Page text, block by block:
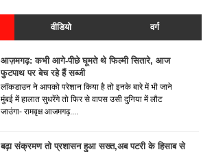
वीडियो वर्ग
आज़मगढ़: कभी आगे-पीछे घूमते थे फिल्मी सितारे, आज
फुटपाथ पर बेच रहे हैं सब्जी
लॉकडाउन ने आपको परेशान किया है तो इनके बारे में भी जाने
मुंबई में हालात सुधरेंगे तो फिर से वापस उसी दुनिया में लौट
जाउंगा- रामवृक्ष आजमगढ़....
बढ़ा संक्रमण तो प्रशासन हुआ सख्त,अब पटरी के हिसाब से